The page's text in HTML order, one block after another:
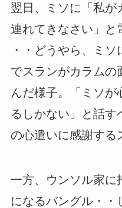
翌日、ミソに「私が
連れてきなさい」と
・・どうやら、ミ
でスランがカラムの
んだ様子。「ミソが
るしかない」と話す
の心遣いに感謝する
一方、ウンソル家に
になるバングル・・